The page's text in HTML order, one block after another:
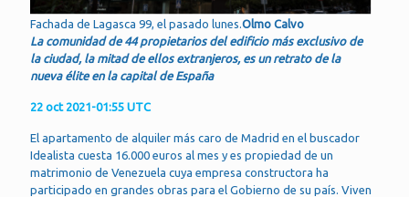
Fachada de Lagasca 99, el pasado lunes. Olmo Calvo
La comunidad de 44 propietarios del edificio más exclusivo de
la ciudad, la mitad de ellos extranjeros, es un retrato de la
nueva élite en la capital de España
22 oct 2021-01:55 UTC
El apartamento de alquiler más caro de Madrid en el buscador
Idealista cuesta 16.000 euros al mes y es propiedad de un
matrimonio de Venezuela cuya empresa constructora ha
participado en grandes obras para el Gobierno de su país. Viven